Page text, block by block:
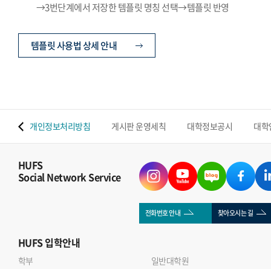
→3번단계에서 저장한 템플릿 명칭 선택→템플릿 반영
템플릿 사용법 상세 안내
개인정보처리방침 게시판 운영세칙 대학정보공시 대
HUFS
Social Network Service
전화번호 안내 찾아오시는 길
HUFS입학안내
학부
일반대학원